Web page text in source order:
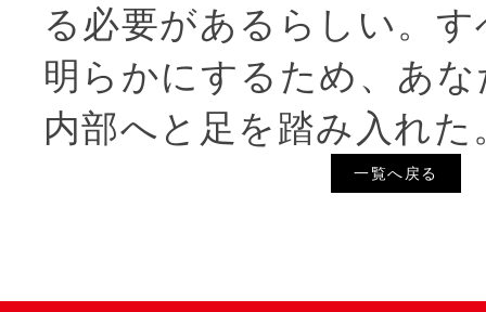
る必要があるらしい。
明らかにするため、あ
内部へと足を踏み入れた
一覧へ戻る